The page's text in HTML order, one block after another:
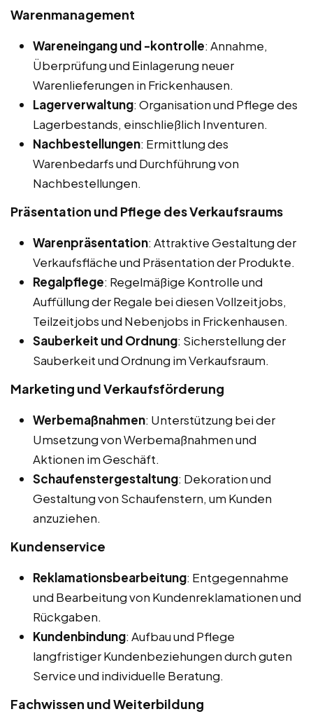
Warenmanagement
Wareneingang und -kontrolle: Annahme,
Überprüfung und Einlagerung neuer
Warenlieferungen in Frickenhausen.
Lagerverwaltung: Organisation und Pflege des
Lagerbestands, einschließlich Inventuren.
Nachbestellungen: Ermittlung des
Warenbedarfs und Durchführung von
Nachbestellungen.
Präsentation und Pflege des Verkaufsraums
Warenpräsentation: Attraktive Gestaltung der
Verkaufsfläche und Präsentation der Produkte.
Regalpflege: Regelmäßige Kontrolle und
Auffüllung der Regale bei diesen Vollzeitjobs,
Teilzeitjobs und Nebenjobs in Frickenhausen.
Sauberkeit und Ordnung: Sicherstellung der
Sauberkeit und Ordnung im Verkaufsraum.
Marketing und Verkaufsförderung
Werbemaßnahmen: Unterstützung bei der
Umsetzung von Werbemaßnahmen und
Aktionen im Geschäft.
Schaufenstergestaltung: Dekoration und
Gestaltung von Schaufenstern, um Kunden
anzuziehen.
Kundenservice
Reklamationsbearbeitung: Entgegennahme
und Bearbeitung von Kundenreklamationen und
Rückgaben.
Kundenbindung: Aufbau und Pflege
langfristiger Kundenbeziehungen durch guten
Service und individuelle Beratung.
Fachwissen und Weiterbildung